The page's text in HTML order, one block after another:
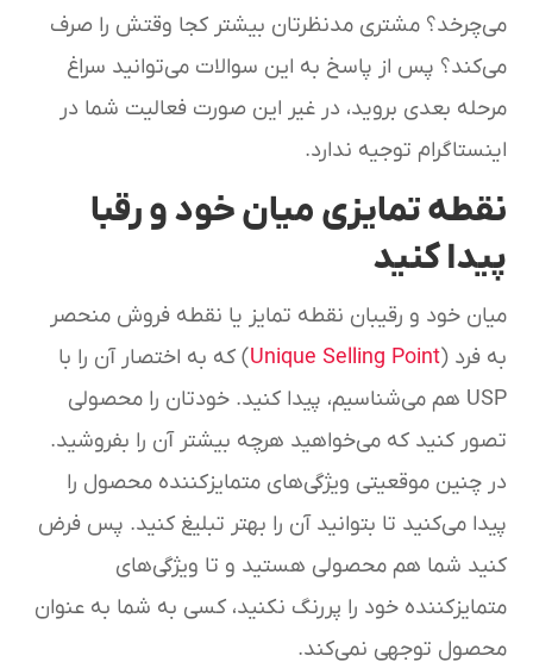
می‌چرخد؟ مشتری مدنظرتان بیشتر کجا وقتش را صرف
می‌کند؟ پس از پاسخ به این سوالات می‌توانید سراغ
مرحله بعدی بروید، در غیر این صورت فعالیت شما در
اینستاگرام توجیه ندارد.
نقطه تمایزی میان خود و رقبا
پیدا کنید
میان خود و رقیبان نقطه تمایز یا نقطه فروش منحصر
به فرد (Unique Selling Point) که به اختصار آن را با
USP هم می‌شناسیم، پیدا کنید. خودتان را محصولی
تصور کنید که می‌خواهید هرچه بیشتر آن را بفروشید.
در چنین موقعیتی ویژگی‌های متمایزکننده محصول را
پیدا می‌کنید تا بتوانید آن را بهتر تبلیغ کنید. پس فرض
کنید شما هم محصولی هستید و تا ویژگی‌های
متمایزکننده خود را پررنگ نکنید، کسی به شما به عنوان
محصول توجهی نمی‌کند.